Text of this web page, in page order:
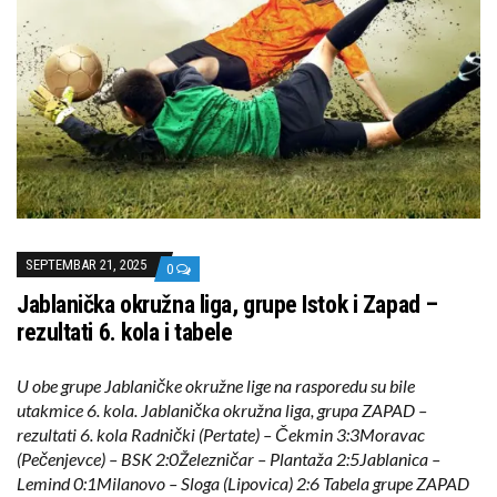
SEPTEMBAR 21, 2025 0
Jablanička okružna liga, grupe Istok i Zapad –
rezultati 6. kola i tabele
U obe grupe Jablaničke okružne lige na rasporedu su bile
utakmice 6. kola. Jablanička okružna liga, grupa ZAPAD –
rezultati 6. kola Radnički (Pertate) – Čekmin 3:3Moravac
(Pečenjevce) – BSK 2:0Železničar – Plantaža 2:5Jablanica –
Lemind 0:1Milanovo – Sloga (Lipovica) 2:6 Tabela grupe ZAPAD